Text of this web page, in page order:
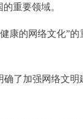
重要领域。
康的网络文化”
了加强网络文